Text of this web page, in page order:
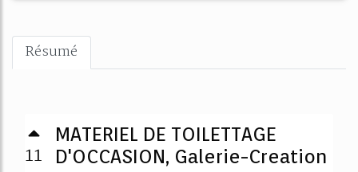
Résumé
11
MATERIEL DE TOILETTAGE
D'OCCASION, Galerie-Creation